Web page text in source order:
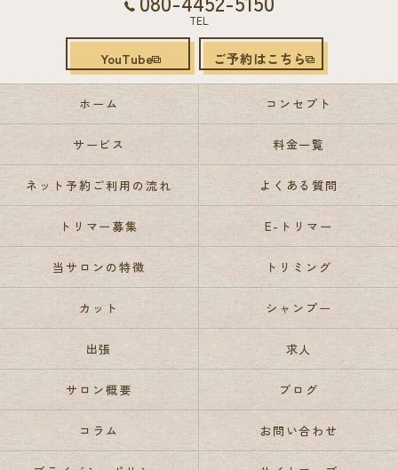
TEL
YouTube ご予約はこちら
ホーム コンセプト
サービス 料金一覧
ネット予約ご利用の流れ よくある質問
トリマー募集 E-トリマー
当サロンの特徴 トリミング
カット シャンプー
出張 求人
サロン概要 ブログ
コラム お問い合わせ